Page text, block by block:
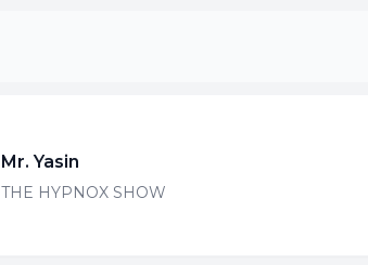
Mr. Yasin
THE HYPNOX SHOW